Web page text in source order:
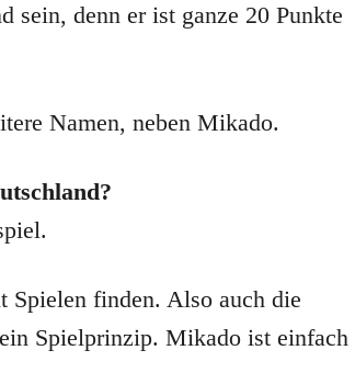
sein, denn er ist ganze 20 Punkte
Namen, neben Mikado.
Spielen finden. Also auch die
Spielprinzip. Mikado ist einfach